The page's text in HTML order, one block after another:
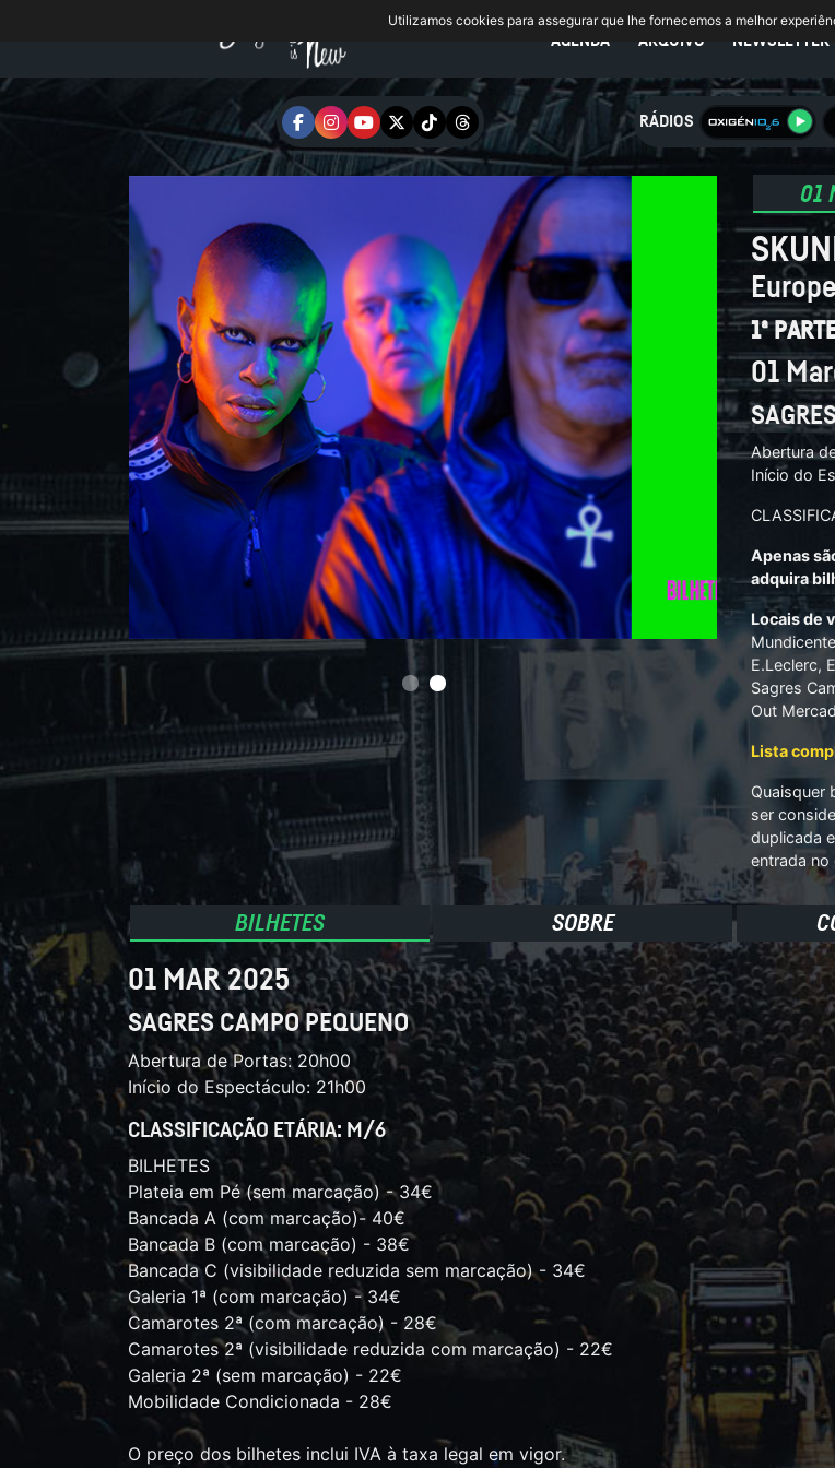
AGENDA ARQUIVO NEWSLETTER
RÁDIOS
01
1ª
01
Abertura
Início do
Apenas
adquira
Locais de
E.Leclerc,
Sagres
Out
Lista
Quaisquer
ser
duplicada
entrada no
BILHETES SOBRE
01 MAR 2025
SAGRES CAMPO PEQUENO
Abertura de Portas: 20h00
Início do Espectáculo: 21h00
CLASSIFICAÇÃO ETÁRIA: M/6
BILHETES
Plateia em Pé (sem marcação) - 34€
Bancada A (com marcação)- 40€
Bancada B (com marcação) - 38€
Bancada C (visibilidade reduzida sem marcação) - 34€
Galeria 1ª (com marcação) - 34€
Camarotes 2ª (com marcação) - 28€
Camarotes 2ª (visibilidade reduzida com marcação) - 22€
Galeria 2ª (sem marcação) - 22€
Mobilidade Condicionada - 28€
O preço dos bilhetes inclui IVA à taxa legal em vigor.
Utilizamos cookies para assegurar que lhe fornecemos a melhor